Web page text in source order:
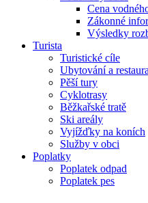
Cena
Zákonné
Výsledky
Turista
Turistické cíle
Ubytování a
Pěší tury
Cyklotrasy
Běžkařské tratě
Ski areály
Vyjížďky na koních
Služby v obci
Poplatky
Poplatek odpad
Poplatek pes